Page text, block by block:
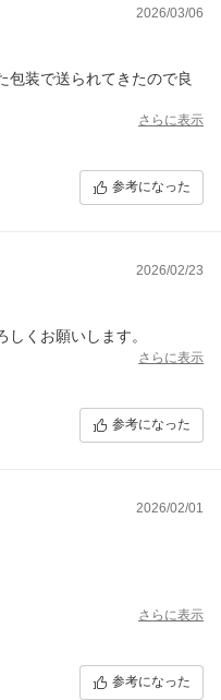
2026/03/06
包装で送られてきたので良
さらに表示
参考になった
2026/02/23
くお願いします。
さらに表示
参考になった
2026/02/01
さらに表示
参考になった